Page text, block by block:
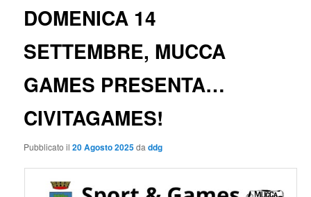
DOMENICA 14
SETTEMBRE, MUCCA
GAMES PRESENTA…
CIVITAGAMES!
Pubblicato il20 Agosto 2025daddg